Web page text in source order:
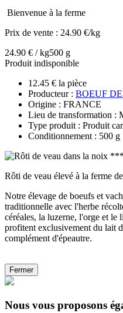
Bienvenue à la ferme
Prix de vente : 24.90 €/kg
24.90 € / kg500 g
Produit indisponible
12.45 € la pièce
Producteur : BOEUF
Origine : FRANCE
Lieu de transformation :
Type produit : Produit
Conditionnement : 500 g
Rôti de veau élevé à la ferme
Notre élevage de boeufs et
traditionnelle avec l'herbe
céréales, la luzerne, l'orge et le
profitent exclusivement du lait
complément d'épeautre.
Fermer
Nous vous proposons